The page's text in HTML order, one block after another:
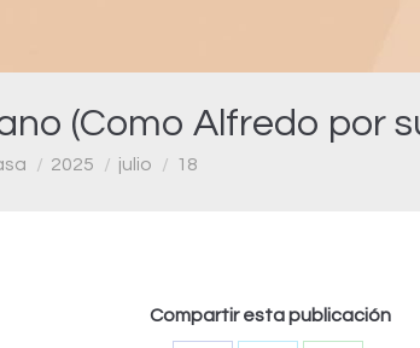
(Como Alfredo por
2025 julio 18
Compartir esta publicación